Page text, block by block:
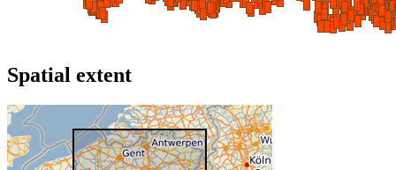
Spatial extent